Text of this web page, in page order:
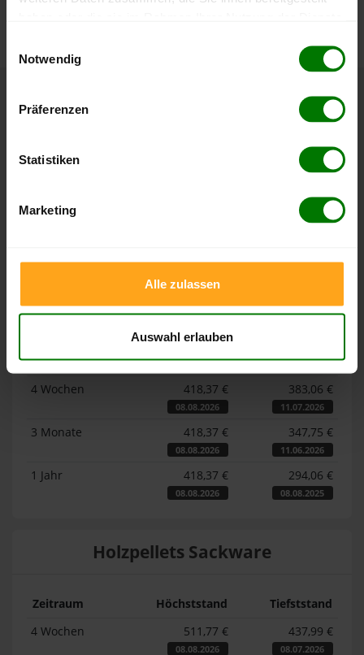
Notwendig
Präferenzen
Statistiken
Marketing
Alle zulassen
Auswahl erlauben
können Sie jederzeit auf unsererPelletspreise-Seite
Höchst- und Tiefststände der
Pelletspreise für lose Holzpellets und Holzpellets
Sackware in Meersburg
. Das dazugehörige Datum zeigt,
Lose Holzpellets
Zeitraum Höchststand
Tiefststand
4 Wochen
418,37 €
08.08.2026
383,06 €
11.07.2026
3 Monate 418,37 €
08.08.2026
347,75 €
11.06.2026
1 Jahr 418,37 €
08.08.2026
294,06 €
08.08.2025
Holzpellets Sackware
Zeitraum Höchststand
Tiefststand
4 Wochen
511,77 €
08.08.2026
437,99 €
08.07.2026